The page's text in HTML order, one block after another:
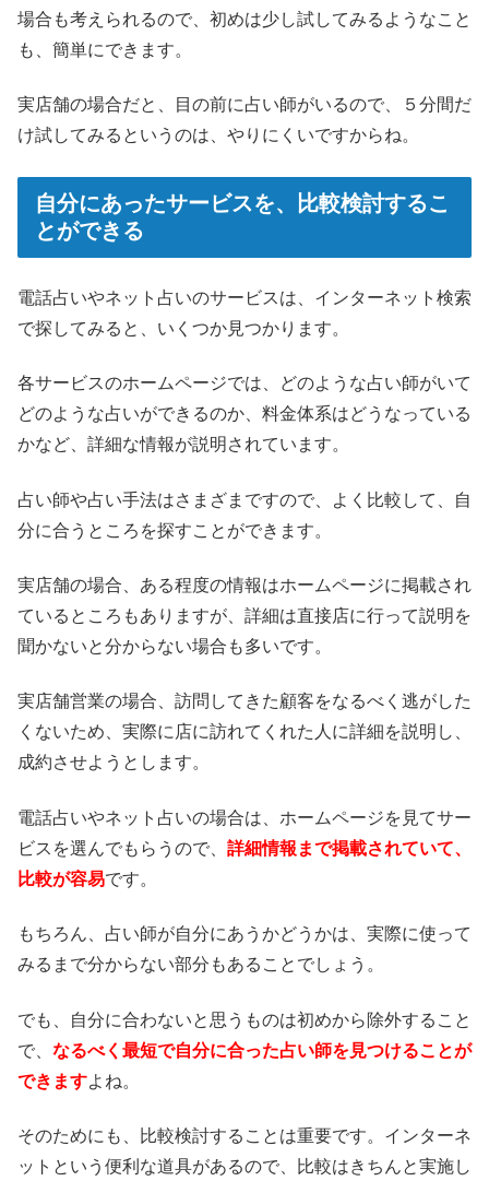
場合も考えられるので、初めは少し試してみるようなこと
も、簡単にできます。
実店舗の場合だと、目の前に占い師がいるので、５分間だ
け試してみるというのは、やりにくいですからね。
自分にあったサービスを、比較検討するこ
とができる
電話占いやネット占いのサービスは、インターネット検索
で探してみると、いくつか見つかります。
各サービスのホームページでは、どのような占い師がいて
どのような占いができるのか、料金体系はどうなっている
かなど、詳細な情報が説明されています。
占い師や占い手法はさまざまですので、よく比較して、自
分に合うところを探すことができます。
実店舗の場合、ある程度の情報はホームページに掲載され
ているところもありますが、詳細は直接店に行って説明を
聞かないと分からない場合も多いです。
実店舗営業の場合、訪問してきた顧客をなるべく逃がした
くないため、実際に店に訪れてくれた人に詳細を説明し、
成約させようとします。
電話占いやネット占いの場合は、ホームページを見てサー
ビスを選んでもらうので、 詳細情報まで掲載されていて、
比較が容易です。
もちろん、占い師が自分にあうかどうかは、実際に使って
みるまで分からない部分もあることでしょう。
でも、自分に合わないと思うものは初めから除外すること
で、 なるべく最短で自分に合った占い師を見つけることが
できますよね。
そのためにも、比較検討することは重要です。インターネ
ットという便利な道具があるので、比較はきちんと実施し